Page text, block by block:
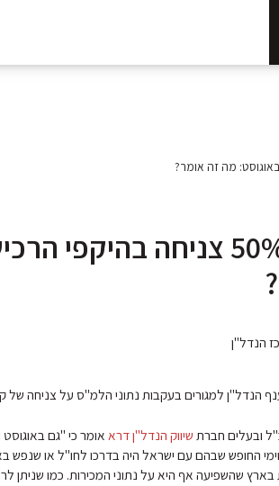
קרוב ל-50% צניחה
הנדל"ן
למגורים בעקבות נתוני הלמ"ס על צניחה של קרוב ל-50% בהיקפי הרכישות
ובעלים חברת שיווק הנדל"ן דרא אומר כי "גם
וימי החופש שבהם עם ישראל היה בדרכו לחו"ל או שנפש
בארץ שהשפיעה אף היא על נתוני המכירות. כמו שניתן